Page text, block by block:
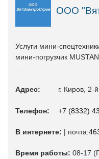
ООО
Услуги мини-
мини-погрузчик
…
Адрес: г. Киров, 2-
Телефон: +7 (8332)
В интернете: | почта:
Время работы: 08-17